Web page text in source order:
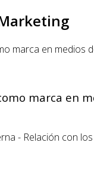
marca en